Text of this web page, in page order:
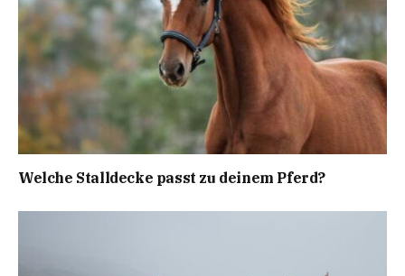
Welche Stalldecke passt zu deinem Pferd?